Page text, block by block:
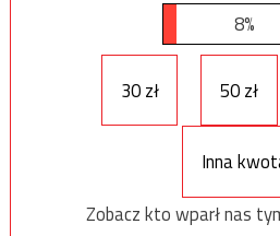
8%
30 zł 50 zł
Inna
Zobacz kto wparł nas